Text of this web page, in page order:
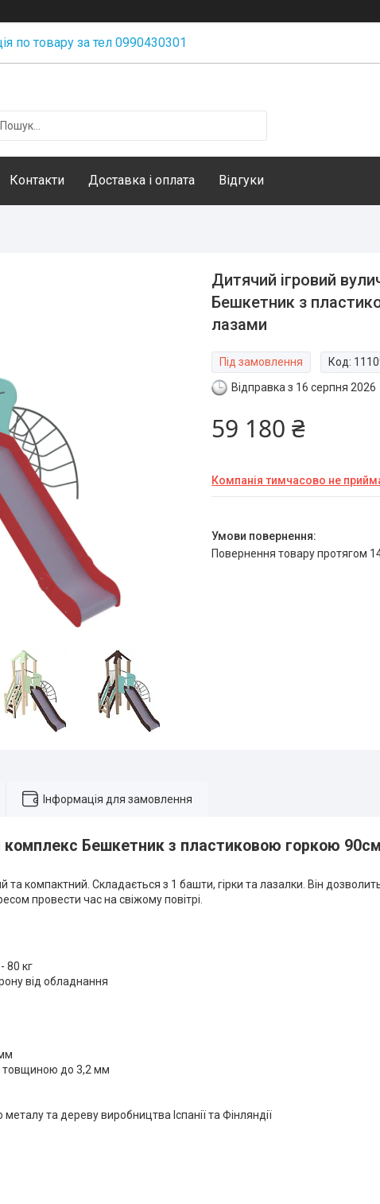
по товару за тел 0990430301
Контакти Доставка і оплата Відгуки
Дитячий ігровий
Бешкетник з
лазами
Під замовлення Код:
Відправка з 16 серпня 2026
59 180 ₴
Компанія тимчасово не
повернення товару протягом
Інформація для замовлення
комплекс Бешкетник з пластиковою горкою 90см
компактний. Складається з 1 башти, гірки та лазалки. Він
провести час на свіжому повітрі.
80 кг
від обладнання
товщиною до 3,2 мм
металу та дереву виробництва Іспанії та Фінляндії